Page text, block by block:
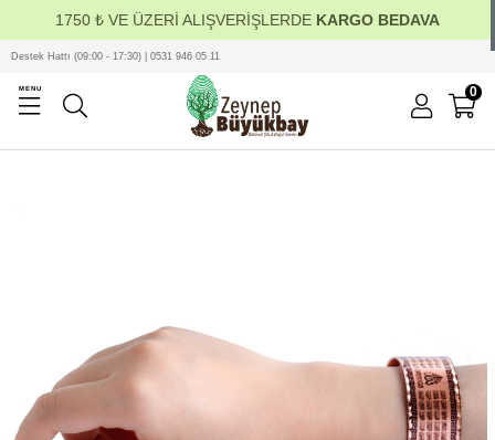
1750 ₺ VE ÜZERİ ALIŞVERİŞLERDE KARGO BEDAVA
MENU
Destek Hattı (09:00 - 17:30) | 0531 946 05 11
0